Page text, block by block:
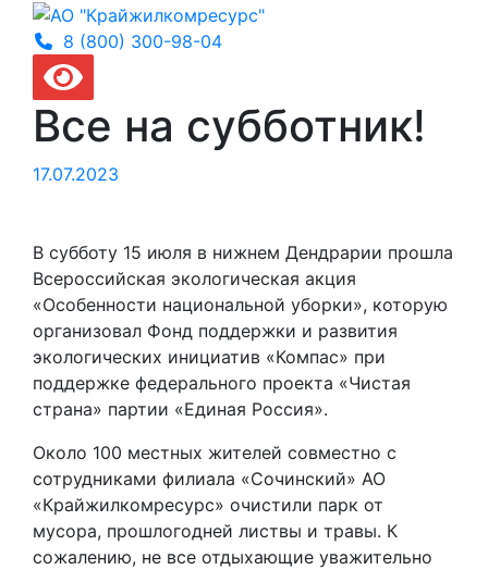
8 (800) 300-98-04
Все на субботник!
17.07.2023
В субботу 15 июля в нижнем Дендрарии прошла
Всероссийская экологическая акция
«Особенности национальной уборки», которую
организовал Фонд поддержки и развития
экологических инициатив «Компас» при
поддержке федерального проекта «Чистая
страна» партии «Единая Россия».
Около 100 местных жителей совместно с
сотрудниками филиала «Сочинский» АО
«Крайжилкомресурс» очистили парк от
мусора, прошлогодней листвы и травы. К
сожалению, не все отдыхающие уважительно